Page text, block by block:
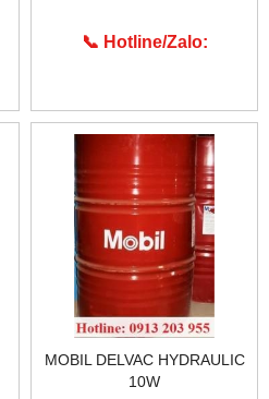
📞 Hotline/Zalo:
MOBIL DELVAC HYDRAULIC
10W